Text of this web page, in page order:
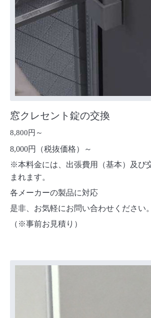
窓クレセント錠の交換
8,800円～
8,000円（税抜価格）～
※本料金には、出張費用（基本）及び
まれます。
各メーカーの製品に対応
是非、お気軽にお問い合わせください。
（※事前お見積り）